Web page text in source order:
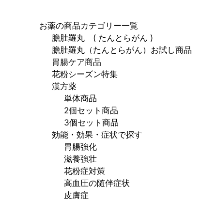
お薬の商品カテゴリー一覧
膽肚羅丸 ( たんとらがん )
膽肚羅丸（たんとらがん）お試し商品
胃腸ケア商品
花粉シーズン特集
漢方薬
単体商品
2個セット商品
3個セット商品
効能・効果・症状で探す
胃腸強化
滋養強壮
花粉症対策
高血圧の随伴症状
皮膚症